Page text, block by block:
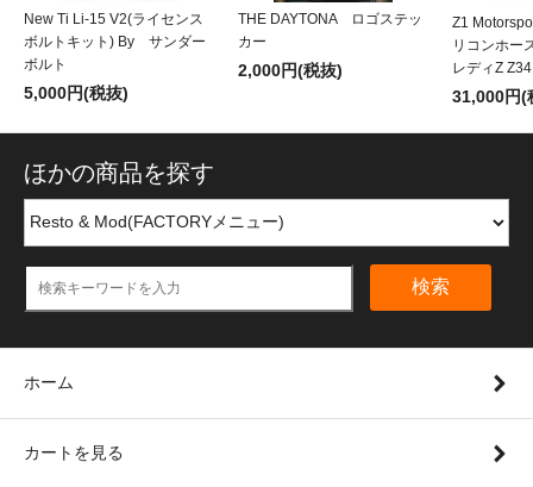
New Ti Li-15 V2(ライセンス
ボルトキット) By サンダー
ボルト
5,000円(税抜)
THE DAYTONA ロゴステッ
カー
2,000円(税抜)
Z1
リコンホー
レディZ Z34
31,000円(
ほかの商品を探す
検索
ホーム
カートを見る